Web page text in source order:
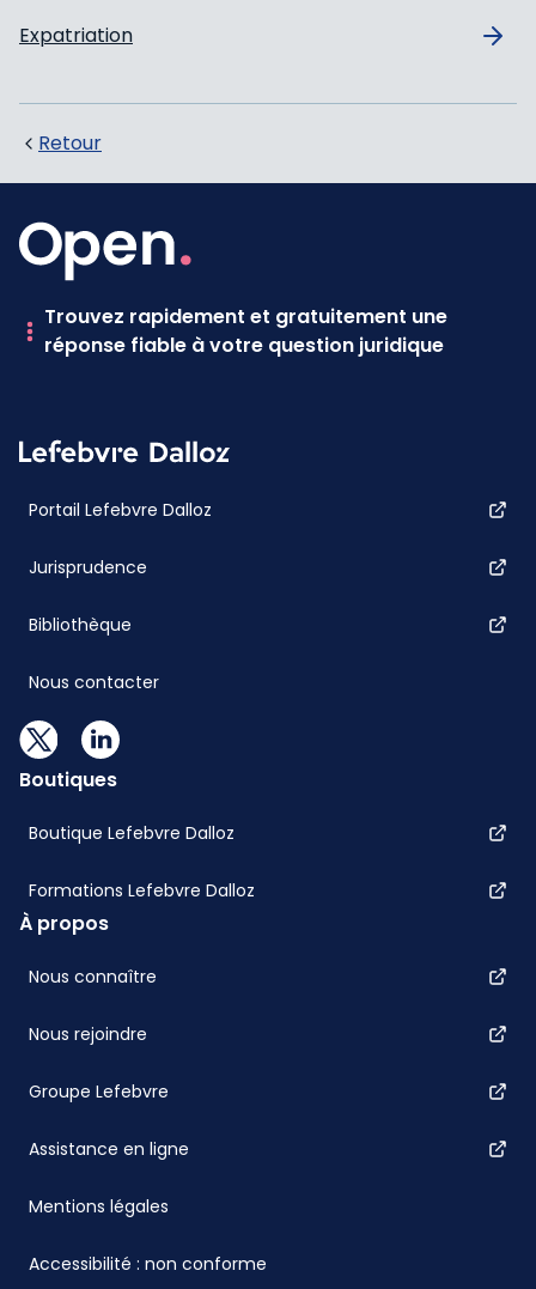
Expatriation
Retour
Trouvez rapidement et gratuitement une
réponse fiable à votre question juridique
Portail Lefebvre Dalloz
Jurisprudence
Bibliothèque
Nous contacter
Boutiques
Boutique Lefebvre Dalloz
Formations Lefebvre Dalloz
À propos
Nous connaître
Nous rejoindre
Groupe Lefebvre
Assistance en ligne
Mentions légales
Accessibilité : non conforme